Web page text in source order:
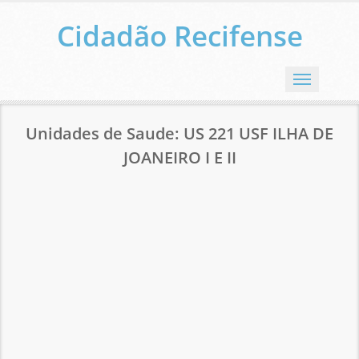
Cidadão Recifense
Menu
Unidades de Saude: US 221 USF ILHA DE
JOANEIRO I E II